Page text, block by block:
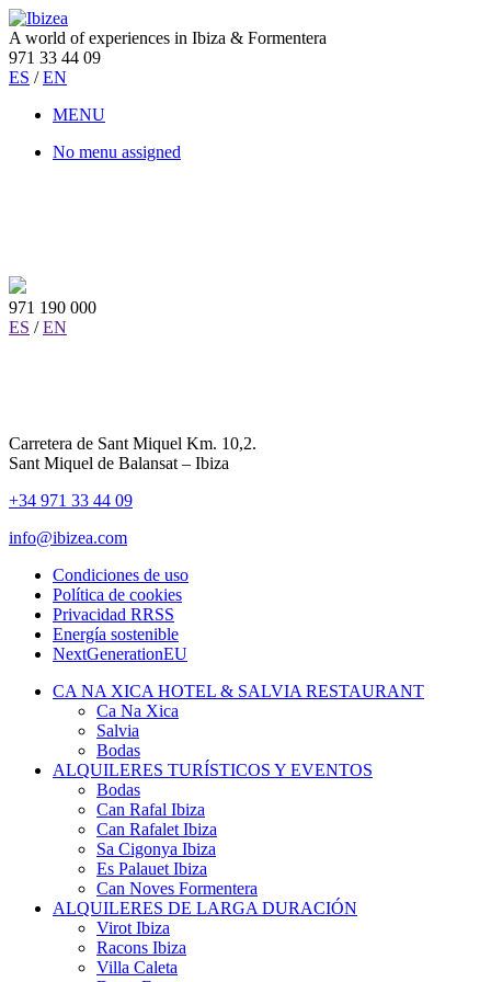
A world of experiences in Ibiza & Formentera
971 33 44 09
ES / EN
MENU
No menu assigned
971 190 000
ES / EN
Carretera de Sant Miquel Km. 10,2.
Sant Miquel de Balansat – Ibiza
+34 971 33 44 09
info@ibizea.com
Condiciones de uso
Política de cookies
Privacidad RRSS
Energía sostenible
NextGenerationEU
CA NA XICA HOTEL & SALVIA RESTAURANT
Ca Na Xica
Salvia
Bodas
ALQUILERES TURÍSTICOS Y EVENTOS
Bodas
Can Rafal Ibiza
Can Rafalet Ibiza
Sa Cigonya Ibiza
Es Palauet Ibiza
Can Noves Formentera
ALQUILERES DE LARGA DURACIÓN
Virot Ibiza
Racons Ibiza
Villa Caleta